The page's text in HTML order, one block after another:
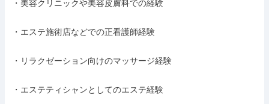
・美容クリニックや美容皮膚科での経験
・エステ施術店などでの正看護師経験
・リラクゼーション向けのマッサージ経験
・エステティシャンとしてのエステ経験